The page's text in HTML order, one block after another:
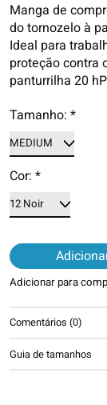
Manga de
do tornozelo à
Ideal para
proteção contra
panturrilha 20
Tamanho: *
Cor: *
Adicionar para
Comentários (0)
Guia de tamanhos